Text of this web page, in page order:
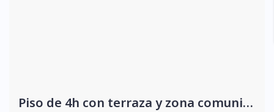
Piso de 4h con terraza y zona comunitaria con piscina